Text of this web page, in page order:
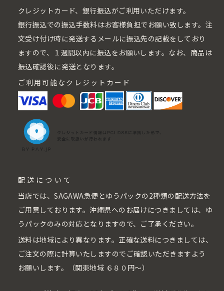
クレジットカード、銀行振込がご利用いただけます。
銀行振込での振込手数料はお客様負担でお願い致します。注
文受け付け時に発送するメールに振込先の記載をしており
ますので、１週間以内に振込をお願いします。なお、商品は
振込確認後に発送となります。
ご利用可能なクレジットカード
配送について
当店では、SAGAWA急便とゆうパックの2種類の配送方法を
ご用意しております。沖縄県へのお届けにつきましては、ゆ
うパックのみの対応となりますので、ご了承ください。
送料は地域により異なります。正確な送料につきましては、
ご注文の際に計算いたしますのでご確認いただきますよう
お願いします。（関東地域 ６８０円〜）